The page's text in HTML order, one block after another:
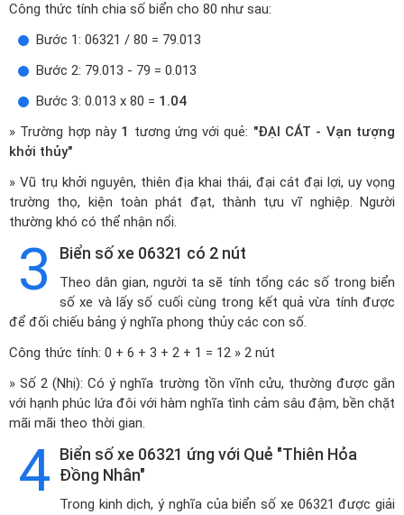
Công thức tính chia số biển cho 80 như sau:
Bước 1: 06321 / 80 = 79.013
Bước 2: 79.013 - 79 = 0.013
Bước 3: 0.013 x 80 = 1.04
» Trường hợp này 1 tương ứng với quẻ: "ĐẠI CÁT - Vạn tượng
khởi thủy"
» Vũ trụ khởi nguyên, thiên địa khai thái, đại cát đại lợi, uy vọng
trường thọ, kiện toàn phát đạt, thành tựu vĩ nghiệp. Người
thường khó có thể nhận nổi.
3 Biển số xe 06321 có 2 nút
Theo dân gian, người ta sẽ tính tổng các số trong biển
số xe và lấy số cuối cùng trong kết quả vừa tính được
để đối chiếu bảng ý nghĩa phong thủy các con số.
Công thức tính: 0 + 6 + 3 + 2 + 1 = 12 » 2 nút
» Số 2 (Nhị): Có ý nghĩa trường tồn vĩnh cửu, thường được gắn
với hạnh phúc lứa đôi với hàm nghĩa tình cảm sâu đậm, bền chặt
mãi mãi theo thời gian.
4 Biển số xe 06321 ứng với Quẻ "Thiên Hỏa
Đồng Nhân"
Trong kinh dịch, ý nghĩa của biển số xe 06321 được giải